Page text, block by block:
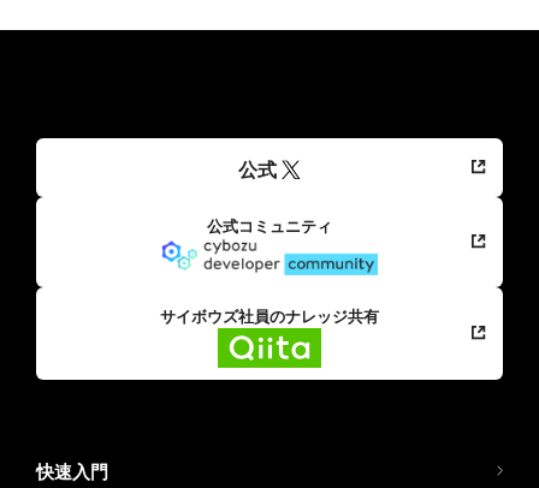
公式
公式コミュニティ
サイボウズ社員のナレッジ共有
快速入門